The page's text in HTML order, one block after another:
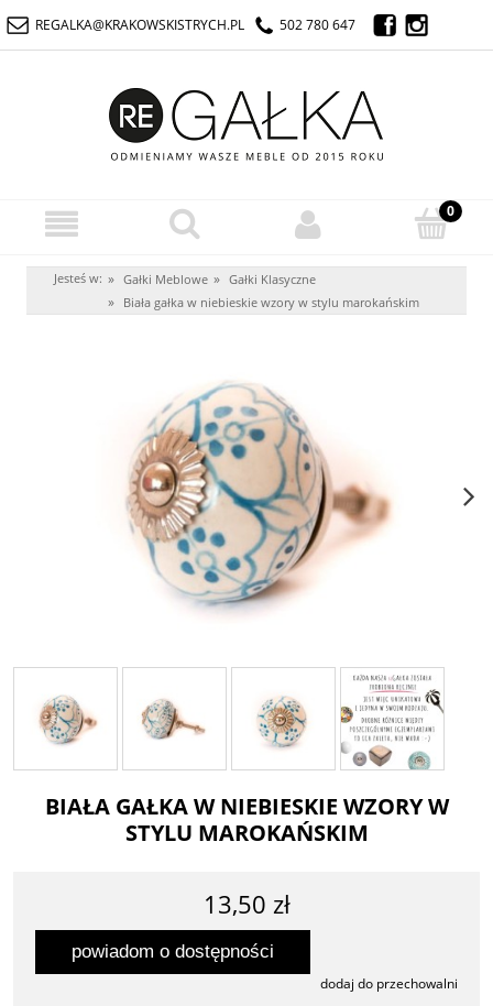
REGALKA@KRAKOWSKISTRYCH.PL 502 780 647
Jesteś w: » Gałki Meblowe » Gałki Klasyczne
» Biała gałka w niebieskie wzory w stylu marokańskim
BIAŁA GAŁKA W NIEBIESKIE WZORY W
STYLU MAROKAŃSKIM
13,50 zł
powiadom o dostępności
dodaj do przechowalni